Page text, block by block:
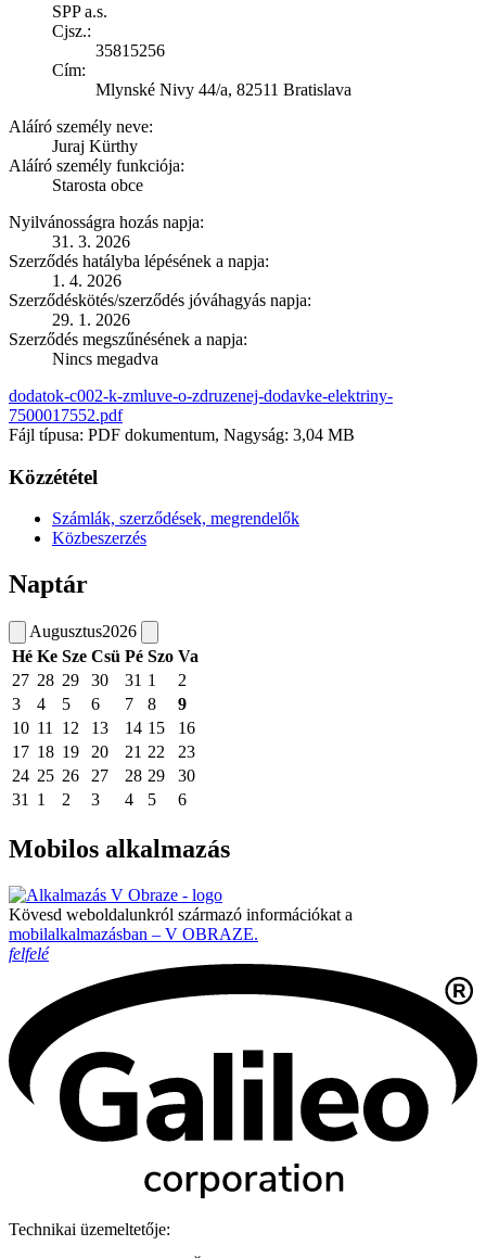
SPP a.s.
Cjsz.:
35815256
Cím:
Mlynské Nivy 44/a, 82511 Bratislava
Aláíró személy neve:
Juraj Kürthy
Aláíró személy funkciója:
Starosta obce
Nyilvánosságra hozás napja:
31. 3. 2026
Szerződés hatályba lépésének a napja:
1. 4. 2026
Szerződéskötés/szerződés jóváhagyás napja:
29. 1. 2026
Szerződés megszűnésének a napja:
Nincs megadva
dodatok-c002-k-zmluve-o-zdruzenej-dodavke-elektriny-
7500017552.pdf
Fájl típusa: PDF dokumentum, Nagyság: 3,04 MB
Közzététel
Számlák, szerződések, megrendelők
Közbeszerzés
Naptár
Augusztus2026
Hé Ke Sze Csü Pé Szo Va
27 28 29 30 31 1
2
3
4 5 6 7 8
9
10 11 12 13 14 15
16
17 18 19 20 21 22
23
24 25 26 27 28 29
30
31
1 2 3 4 5 6
Mobilos alkalmazás
Kövesd weboldalunkról származó információkat a
mobilalkalmazásban – V OBRAZE.
felfelé
Technikai üzemeltetője: